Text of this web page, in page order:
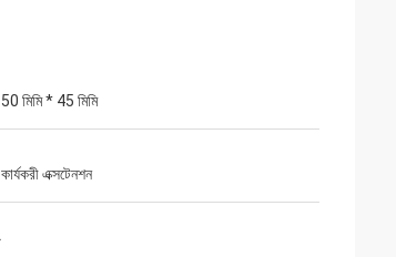
50 মিমি * 45 মিমি
কার্যকরী এক্সটেনশন